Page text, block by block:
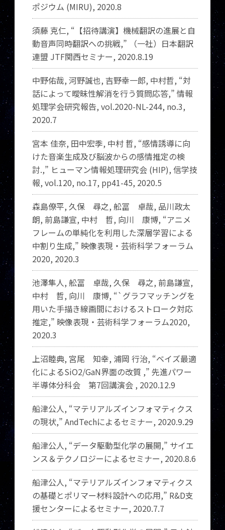
ポジウム (MIRU), 2020.8
須藤 克仁, “【招待講演】機械翻訳の進展と自
動音声同時翻訳への挑戦,” （一社）日本翻訳
連盟 JTF関西セミナー, 2020.8.19
中野佑哉, 河野誠也, 吉野幸一郎, 中村哲, “対
話によって曖昧性解消を行う質問応答,” 情報
処理学会研究報告, vol.2020-NL-244, no.3,
2020.7
宮本 佳奈, 田中宏季, 中村 哲, “感情誘導に向
けた音楽生成及び脳波からの感情推定の検
討.,” ヒューマン情報処理研究会 (HIP), 信学技
報, vol.120, no.17, pp41-45, 2020.5
森島僚平, 久保 尋之, 舩冨 卓哉, 品川政太
朗, 前島謙宣, 中村 哲, 向川 康博, “アニメ
フレームの単純化を利用した深層学習による
中割り生成,” 映像表現・芸術科学フォーラム
2020, 2020.3
池澤隼人, 舩冨 卓哉, 久保 尋之, 前島謙宣,
中村 哲, 向川 康博, “`グラフマッチングを
用いた手描き線画間におけるストローク対応
推定,” 映像表現・芸術科学フォーラム2020,
2020.3
上沼睦典, 宮尾 知幸, 浦岡 行治, “ベイズ最適
化によるSiO2/GaN界面の改質 ,” 先進パワー
半導体分科会 第7回講演会 , 2020.12.9
船津公人, “マテリアルズインフォマティクス
の現状,” AndTechによるセミナー, 2020.9.29
船津公人, “データ駆動型化学の展開,” サイエ
ンス＆テクノロジーによるセミナー, 2020.8.6
船津公人, “マテリアルズインフォマティクス
の基礎とポリマー材料設計への応用,” R&D支
援センターによるセミナー, 2020.7.7